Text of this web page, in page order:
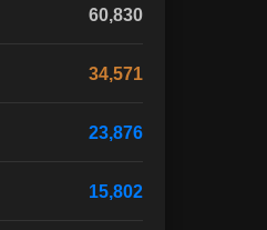
60,830
34,571
23,876
15,802